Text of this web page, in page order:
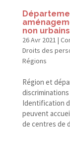
non urbains
26 Avr 2021 |
Droits des
Régions
Région et
Identification
peuvent
de centres de